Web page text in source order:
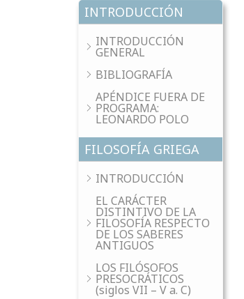
INTRODUCCIÓN
INTRODUCCIÓN
GENERAL
BIBLIOGRAFÍA
APÉNDICE FUERA DE
PROGRAMA:
LEONARDO POLO
FILOSOFÍA GRIEGA
INTRODUCCIÓN
EL CARÁCTER
DISTINTIVO DE LA
FILOSOFÍA RESPECTO
DE LOS SABERES
ANTIGUOS
LOS FILÓSOFOS
PRESOCRÁTICOS
(siglos VII – V a. C)